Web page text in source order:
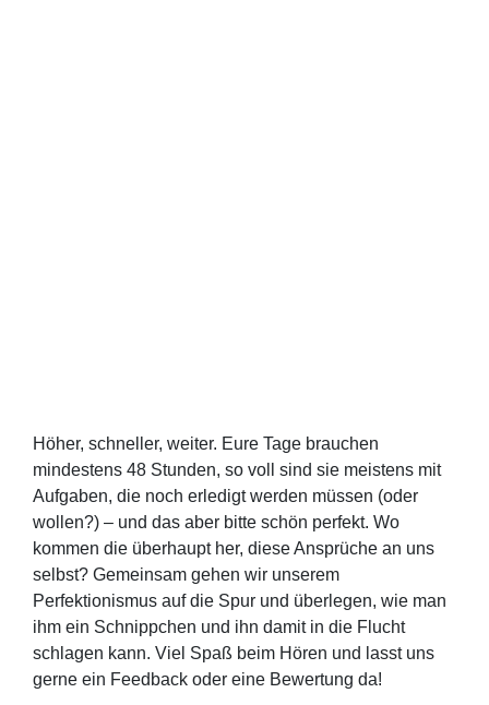
Höher, schneller, weiter. Eure Tage brauchen
mindestens 48 Stunden, so voll sind sie meistens mit
Aufgaben, die noch erledigt werden müssen (oder
wollen?) – und das aber bitte schön perfekt. Wo
kommen die überhaupt her, diese Ansprüche an uns
selbst? Gemeinsam gehen wir unserem
Perfektionismus auf die Spur und überlegen, wie man
ihm ein Schnippchen und ihn damit in die Flucht
schlagen kann. Viel Spaß beim Hören und lasst uns
gerne ein Feedback oder eine Bewertung da!